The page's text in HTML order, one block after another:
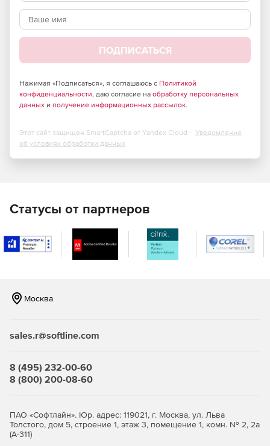
ПОДПИСАТЬСЯ
Нажимая «Подписаться», я соглашаюсь с Политикой
конфиденциальности, даю согласие на обработку персональных
данных и получение информационных рассылок.
Этот сайт защищен SmartCaptcha от Yandex Cloud - Уведомление
об условиях обработки данных
Статусы от партнеров
Москва
sales.r@softline.com
8 (495) 232-00-60
8 (800) 200-08-60
ПАО «Софтлайн». Юр. адрес: 119021, г. Москва, ул. Льва
Толстого, дом 5, строение 1, этаж 3, помещение 1, комн. № 2, 2а
(А-311)